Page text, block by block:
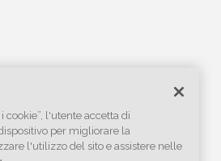
cookie”, l'utente accetta di
per migliorare la
l'utilizzo del sito e assistere nelle